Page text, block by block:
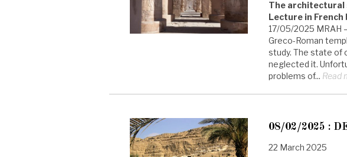
The architectural
Lecture in French
17/05/2025 MRAH
Greco-Roman
study. The state of
neglected it.
problems of... Read
08/02/2025 :
22 March 2025